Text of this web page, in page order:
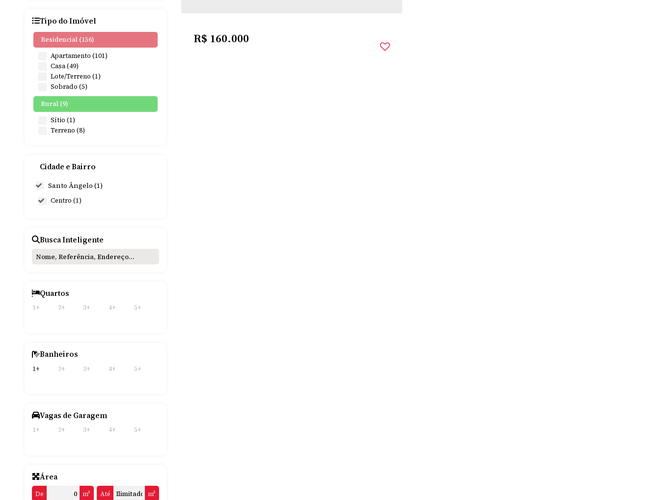
Tipo do Imóvel
Residencial (156)
Apartamento (101)
Casa (49)
Lote/Terreno (1)
Sobrado (5)
Rural (9)
Sítio (1)
Terreno (8)
Comercial (5)
Salas Comerciais (1)
Cidade e Bairro
Santo Ângelo (1)
Centro (1)
Busca Inteligente
Quartos
1+ 2+ 3+ 4+ 5+
Banheiros
1+ 2+ 3+ 4+ 5+
Vagas de Garagem
1+ 2+ 3+ 4+ 5+
Área
De m² Até m²
R$ 160.000